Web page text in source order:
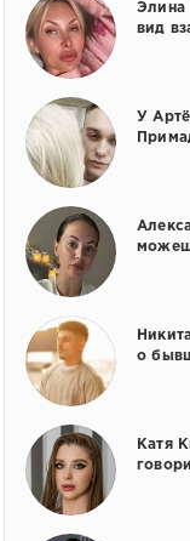
Элина
вид
У
о
Катя